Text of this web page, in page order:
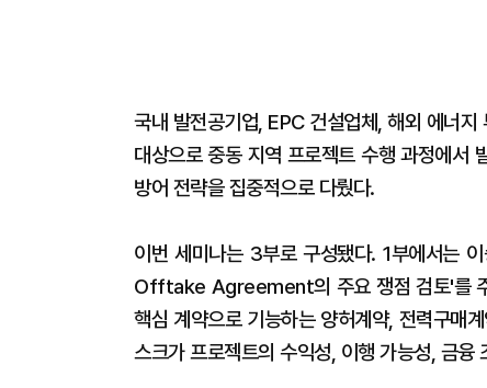
국내 발전공기업, EPC 건설업체, 해외 에너
대상으로 중동 지역 프로젝트 수행 과정에서
방어 전략을 집중적으로 다뤘다.
이번 세미나는 3부로 구성됐다. 1부에서
Offtake Agreement의 주요 쟁점 검토'를 주
핵심 계약으로 기능하는 양허계약, 전력구매
스크가 프로젝트의 수익성, 이행 가능성, 금융